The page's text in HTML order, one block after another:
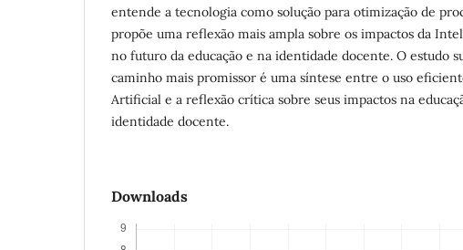
entende a tecnologia como solução para otimização de
propõe uma reflexão mais ampla sobre os impactos da
no futuro da educação e na identidade docente. O estudo
caminho mais promissor é uma síntese entre o uso
Artificial e a reflexão crítica sobre seus impactos na
identidade docente.
Downloads